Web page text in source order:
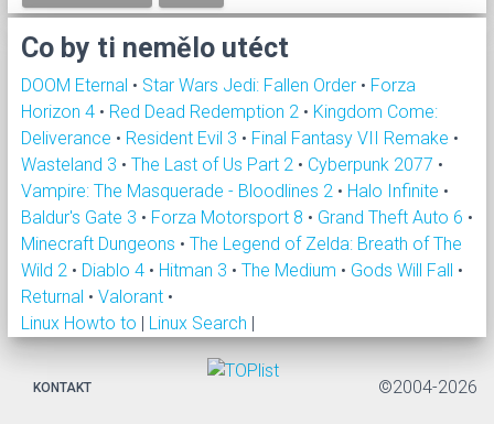
Co by ti nemělo utéct
DOOM Eternal • Star Wars Jedi: Fallen Order • Forza
Horizon 4 • Red Dead Redemption 2 • Kingdom Come:
Deliverance • Resident Evil 3 • Final Fantasy VII Remake •
Wasteland 3 • The Last of Us Part 2 • Cyberpunk 2077 •
Vampire: The Masquerade - Bloodlines 2 • Halo Infinite •
Baldur's Gate 3 • Forza Motorsport 8 • Grand Theft Auto 6 •
Minecraft Dungeons • The Legend of Zelda: Breath of The
Wild 2 • Diablo 4 • Hitman 3 • The Medium • Gods Will Fall •
Returnal • Valorant •
Linux Howto to | Linux Search |
KONTAKT ©2004-2026